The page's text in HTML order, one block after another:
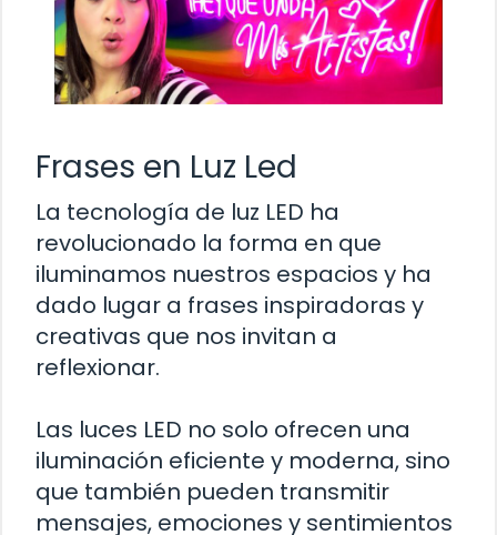
Frases en Luz Led
La tecnología de luz LED ha
revolucionado la forma en que
iluminamos nuestros espacios y ha
dado lugar a frases inspiradoras y
creativas que nos invitan a
reflexionar.
Las luces LED no solo ofrecen una
iluminación eficiente y moderna, sino
que también pueden transmitir
mensajes, emociones y sentimientos